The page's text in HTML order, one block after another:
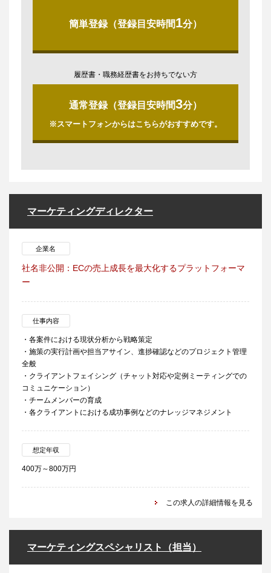
簡単登録（登録目安時間1分）
履歴書・職務経歴書をお持ちでない方
通常登録（登録目安時間3分）
※スマートフォンからはこちらがおすすめです。
マーケティングディレクター
企業名
社名非公開：ECの売上成長を最大化するプラットフォーマ
ー
仕事内容
・各案件における現状分析から戦略策定
・施策の実行計画や担当アサイン、進捗確認などのプロジェクト管理
全般
・クライアントフェイシング（チャット対応や定例ミーティングでの
コミュニケーション）
・チームメンバーの育成
・各クライアントにおける成功事例などのナレッジマネジメント
想定年収
400万～800万円
この求人の詳細情報を見る
マーケティングスペシャリスト（担当）